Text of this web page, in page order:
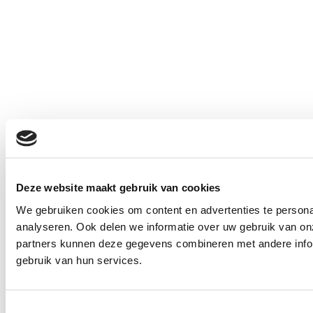
Deze website maakt gebruik van cookies
We gebruiken cookies om content en advertenties te
analyseren. Ook delen we informatie over uw gebruik van
partners kunnen deze gegevens combineren met andere
gebruik van hun services.